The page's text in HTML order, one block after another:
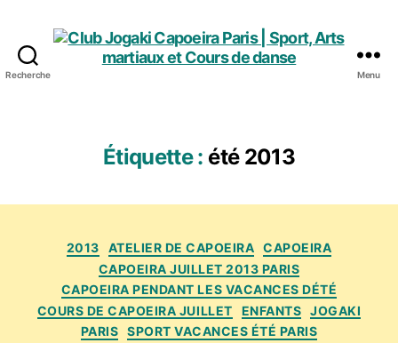
Recherche
Paris
|
Arts
et
Cours
de
danse
Menu
Étiquette : été 2013
Catégories
2013 ATELIER DE CAPOEIRA
CAPOEIRA
CAPOEIRA JUILLET 2013 PARIS
CAPOEIRA PENDANT LES VACANCES DÉTÉ
COURS DE CAPOEIRA JUILLET
ENFANTS JOGAKI
PARIS SPORT VACANCES ÉTÉ PARIS